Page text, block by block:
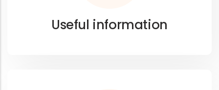
Useful information